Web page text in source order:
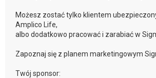
Możesz zostać tylko klientem
Amplico Life,
albo dodatkowo pracować i zarabiać w
Zapoznaj się z planem marketingowym
Twój sponsor: